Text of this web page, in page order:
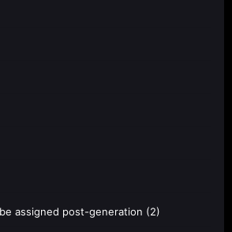
assigned post-generation (2)